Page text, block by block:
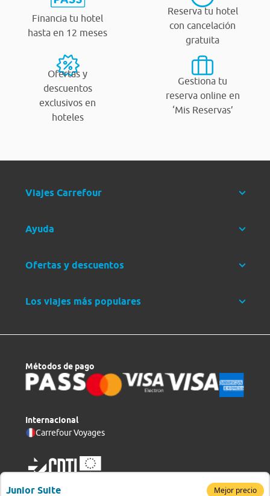
Junior Suite Mejor precio
Financia tu hotel
hasta en 12 meses
Reserva tu hotel
con cancelación
gratuita
Ofertas y
descuentos
exclusivos en
hoteles
Gestiona tu
reserva online en
‘Mis Reservas’
Viajes Carrefour
Ayuda
Ofertas y descuentos
Los viajes más populares
Métodos de pago
Internacional
Carrefour Voyages